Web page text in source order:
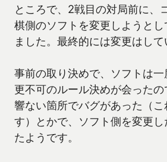
ところで、2戦目の対局前に、
棋側のソフトを変更しようとし
ました。最終的には変更はして
事前の取り決めで、ソフトは
更不可のルール決めが会った
響ない箇所でバグがあった（こ
す）とかで、ソフト側を変更
たようです。